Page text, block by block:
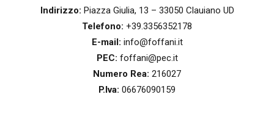
Indirizzo: Piazza Giulia, 13 – 33050 Clauiano UD
Telefono: +39.3356352178
E-mail: info@foffani.it
PEC: foffani@pec.it
Numero Rea: 216027
P.Iva: 06676090159